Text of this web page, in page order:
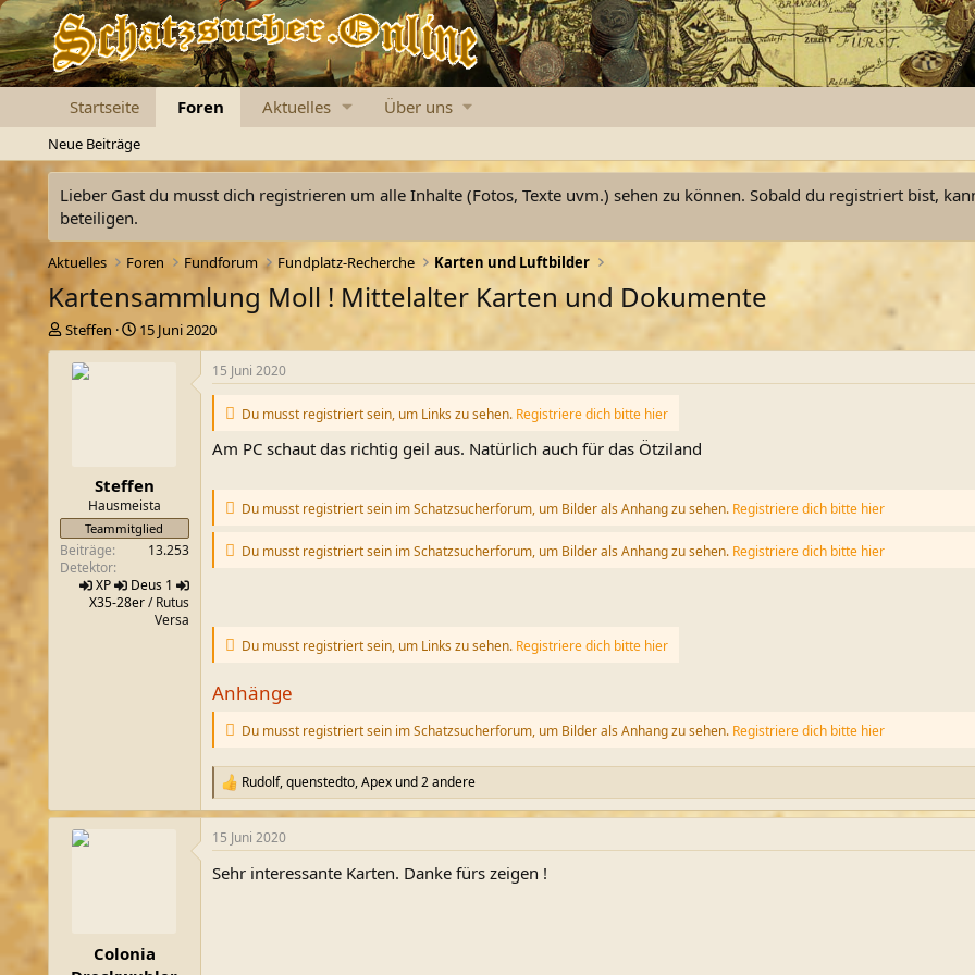
Startseite Foren Aktuelles Über uns
Neue Beiträge
Lieber Gast du musst dich registrieren um alle Inhalte (Fotos, Texte uvm.) sehen zu können. Sobald du registriert bist,
beteiligen.
Aktuelles Foren Fundforum Fundplatz-Recherche Karten und Luftbilder
Kartensammlung Moll ! Mittelalter Karten und Dokumente
E
r
Steffen
E
r
a
m
15 Juni 2020
Steffen
Hausmeista
Teammitglied
Beiträge
13.253
Detektor
XP
Deus 1
X35-28er/ Rutus
Versa
15 Juni 2020
Du musst registriert sein, um Links zu sehen. Registriere dich bitte hier
Am PC schaut das richtig geil aus. Natürlich auch für das Ötziland
Du musst registriert sein im Schatzsucherforum, um Bilder als Anhang zu sehen. Registriere dich bitte hier
Du musst registriert sein im Schatzsucherforum, um Bilder als Anhang zu sehen. Registriere dich bitte hier
Du musst registriert sein, um Links zu sehen. Registriere dich bitte hier
Anhänge
Du musst registriert sein im Schatzsucherforum, um Bilder als Anhang zu sehen. Registriere dich bitte hier
R
e
a
k
i
Rudolf,quenstedto,Apexund 2 andere
Colonia
15 Juni 2020
Sehr interessante Karten. Danke fürs zeigen !